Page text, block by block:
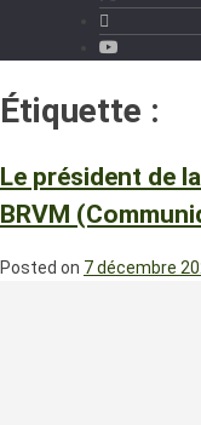
Étiquette :
Le président de
BRVM
Posted on 7 décembre